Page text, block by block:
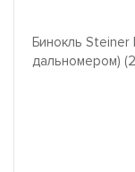
Бинокль Steiner
дальномером)